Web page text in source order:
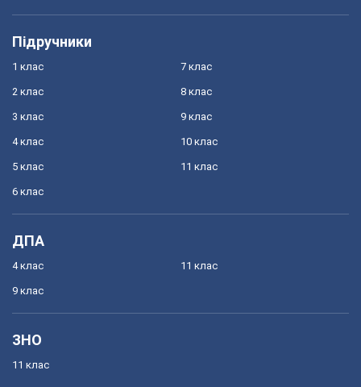
Підручники
1 клас
2 клас
3 клас
4 клас
5 клас
6 клас
7 клас
8 клас
9 клас
10 клас
11 клас
ДПА
4 клас
9 клас
11 клас
ЗНО
11 клас